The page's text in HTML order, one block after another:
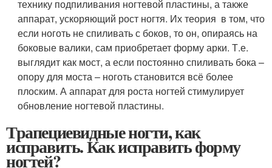
технику подпиливания ногтевой пластины, а также
аппарат, ускоряющий рост ногтя. Их теория в том, что
если ноготь не спиливать с боков, то он, опираясь на
боковые валики, сам приобретает форму арки. Т.е.
выглядит как мост, а если постоянно спиливать бока –
опору для моста – ноготь становится всё более
плоским. А аппарат для роста ногтей стимулирует
обновление ногтевой пластины.
Трапециевидные ногти, как
исправить. Как исправить форму
ногтей?